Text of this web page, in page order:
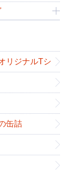
リジナルTシ
缶詰